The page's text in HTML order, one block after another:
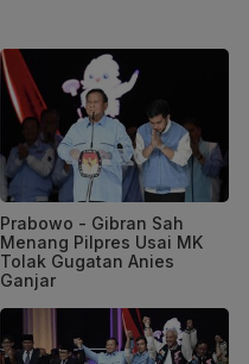
Prabowo - Gibran Sah
Menang Pilpres Usai MK
Tolak Gugatan Anies
Ganjar